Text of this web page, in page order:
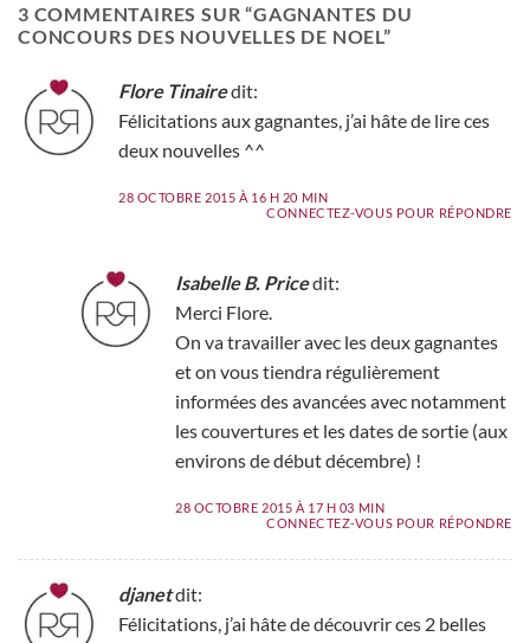
3 COMMENTAIRES SUR “GAGNANTES DU
CONCOURS DES NOUVELLES DE NOEL”
Flore Tinairedit:
Félicitations aux gagnantes, j’ai hâte de lire ces
deux nouvelles ^^
28 OCTOBRE 2015 À 16 H 20 MIN
CONNECTEZ-VOUS POUR RÉPONDRE
Isabelle B. Pricedit:
Merci Flore.
On va travailler avec les deux gagnantes
et on vous tiendra régulièrement
informées des avancées avec notamment
les couvertures et les dates de sortie (aux
environs de début décembre) !
28 OCTOBRE 2015 À 17 H 03 MIN
CONNECTEZ-VOUS POUR RÉPONDRE
djanetdit:
Félicitations, j’ai hâte de découvrir ces 2 belles